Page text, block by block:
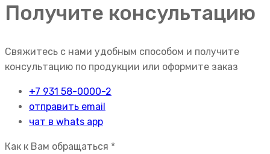
Получите консультацию
Свяжитесь с нами удобным способом и получите
консультацию по продукции или оформите заказ
+7 931 58-0000-2
отправить email
чат в whats app
Как к Вам обращаться *